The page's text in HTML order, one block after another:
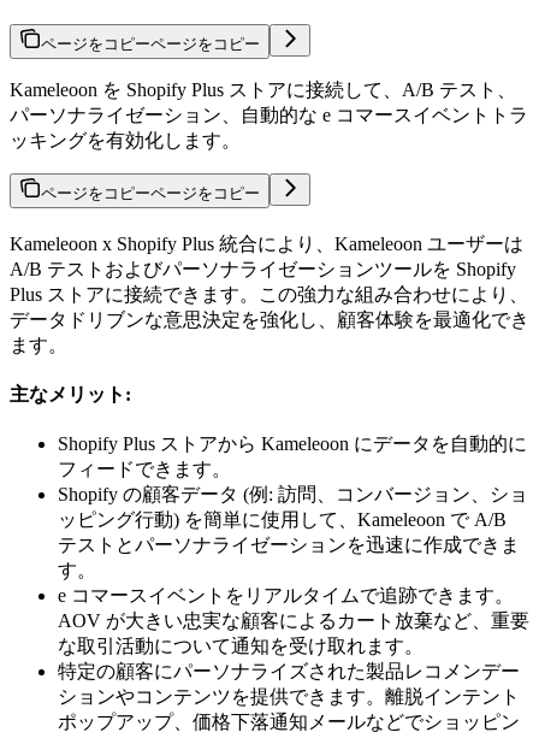
ページをコピーページをコピー
Kameleoon を Shopify Plus ストアに接続して、A/B テスト、
パーソナライゼーション、自動的な e コマースイベントトラ
ッキングを有効化します。
ページをコピーページをコピー
Kameleoon x Shopify Plus 統合により、Kameleoon ユーザーは
A/B テストおよびパーソナライゼーションツールを Shopify
Plus ストアに接続できます。この強力な組み合わせにより、
データドリブンな意思決定を強化し、顧客体験を最適化でき
ます。
主なメリット:
Shopify Plus ストアから Kameleoon にデータを自動的に
フィードできます。
Shopify の顧客データ (例: 訪問、コンバージョン、ショ
ッピング行動) を簡単に使用して、Kameleoon で A/B
テストとパーソナライゼーションを迅速に作成できま
す。
e コマースイベントをリアルタイムで追跡できます。
AOV が大きい忠実な顧客によるカート放棄など、重要
な取引活動について通知を受け取れます。
特定の顧客にパーソナライズされた製品レコメンデー
ションやコンテンツを提供できます。離脱インテント
ポップアップ、価格下落通知メールなどでショッピン